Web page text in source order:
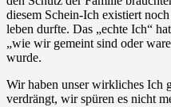
diesem Schein-Ich existiert
leben durfte. Das „echte Ich“
„wie wir gemeint sind oder
wurde.
Wir haben unser wirkliches Ich
verdrängt, wir spüren es nicht